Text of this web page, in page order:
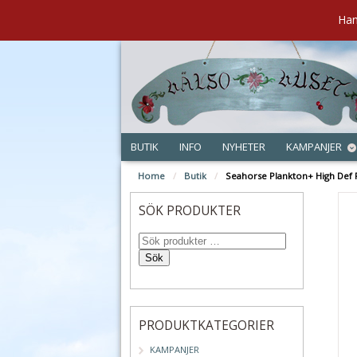
BUTIK INFO NYHETER KAMPANJER
Home / Butik / Seahorse Plankton+ High Def
SÖK PRODUKTER
Sök
PRODUKTKATEGORIER
KAMPANJER